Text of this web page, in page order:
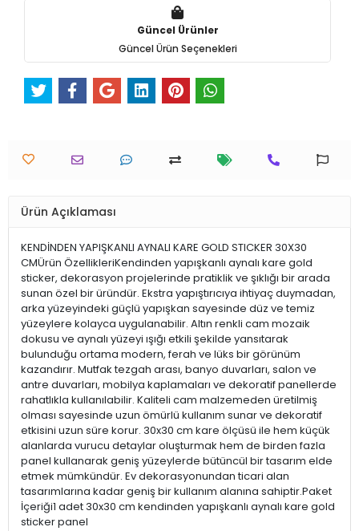
Güncel Ürünler
Güncel Ürün Seçenekleri
Ürün Açıklaması
KENDİNDEN YAPIŞKANLI AYNALI KARE GOLD STICKER 30X30
CMÜrün ÖzellikleriKendinden yapışkanlı aynalı kare gold
sticker, dekorasyon projelerinde pratiklik ve şıklığı bir arada
sunan özel bir üründür. Ekstra yapıştırıcıya ihtiyaç duymadan,
arka yüzeyindeki güçlü yapışkan sayesinde düz ve temiz
yüzeylere kolayca uygulanabilir. Altın renkli cam mozaik
dokusu ve aynalı yüzeyi ışığı etkili şekilde yansıtarak
bulunduğu ortama modern, ferah ve lüks bir görünüm
kazandırır. Mutfak tezgah arası, banyo duvarları, salon ve
antre duvarları, mobilya kaplamaları ve dekoratif panellerde
rahatlıkla kullanılabilir. Kaliteli cam malzemeden üretilmiş
olması sayesinde uzun ömürlü kullanım sunar ve dekoratif
etkisini uzun süre korur. 30x30 cm kare ölçüsü ile hem küçük
alanlarda vurucu detaylar oluşturmak hem de birden fazla
panel kullanarak geniş yüzeylerde bütüncül bir tasarım elde
etmek mümkündür. Ev dekorasyonundan ticari alan
tasarımlarına kadar geniş bir kullanım alanına sahiptir.Paket
İçeriği1 adet 30x30 cm kendinden yapışkanlı aynalı kare gold
sticker panel